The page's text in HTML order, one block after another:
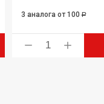
3 аналога от 100 Р